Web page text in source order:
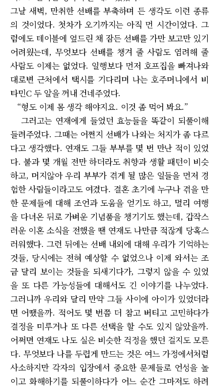
그날 새벽, 만취한 선배를 부축하며 든 생각도 이런 종류
의 것이었다. 첫차가 오기까지는 아직 먼 시간이었다. 그
럼에도 테이블에 엎드린 채 잠든 선배를 가만 보고만 있기
어려웠는데, 무엇보다 선배를 챙겨 줄 사람도 염려해 줄
사람도 이제는 없었다. 일행보다 먼저 호프집을 빠져나와
대로변 근처에서 택시를 기다리며 나는 호주머니에서 비
타민C 두 알을 꺼내 건네주었다.
“형도 이제 몸 생각 해야지요. 이것 좀 먹어 봐요.”
그러고는 연재에게 들었던 효능들을 똑같이 되풀이해
들려주었다. 그때는 어쩐지 선배가 나와는 처지가 좀 다르
다고 생각했다. 연재도 그들 부부를 몇 번 만난 적이 있었
다. 불과 몇 개월 전만 하더라도 취향과 생활 패턴이 비슷
하고, 머지않아 우리 부부가 겪게 될 많은 일들을 먼저 경
험한 사람들이라고도 여겼다. 결혼 초기에 누구나 겪을 만
한 문제들에 대해 조언과 도움을 얻기도 하고, 멀리 여행
을 다녀온 뒤로 가벼운 기념품을 챙기기도 했는데, 갑작스
러운 이혼 소식을 전했을 땐 연재도 나만큼 적잖게 당혹스
러워했다. 그런 뒤에는 선배 내외에 대해 우리가 기억하는
것들, 당시에는 전혀 예상할 수 없었으나 이제 와서는 조
금 달리 보이는 것들을 되새기다가, 그렇지 않을 수 있었
을 또 다른 가능성들에 대해서도 긴 이야기를 나누었다.
그러니까 우리와 달리 만약 그들 사이에 아이가 있었더라
면 어땠을까. 적어도 몇 번쯤 더 참고 버티고 고민하다가
결정을 미루거나 또 다른 선택을 할 수도 있지 않았을까.
어쩌면 연재도 나도 실은 비슷한 걱정을 했던 걸지도 모른
다. 무엇보다 나를 두렵게 만드는 것은 여느 가정에서처럼
사소하지만 각자의 입장에서 중요한 문제들로 언성을 높
이고 화해하기를 되풀이하다가 어느 순간 그마저도 하려